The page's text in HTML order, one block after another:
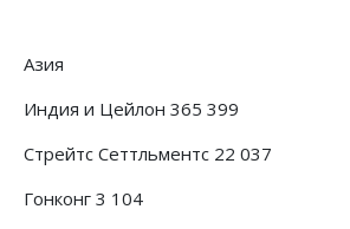
Азия
Индия и Цейлон 365 399
Стрейтс Сеттльментс 22 037
Гонконг 3 104